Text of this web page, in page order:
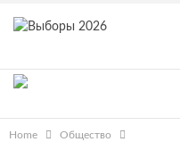
Home Общество